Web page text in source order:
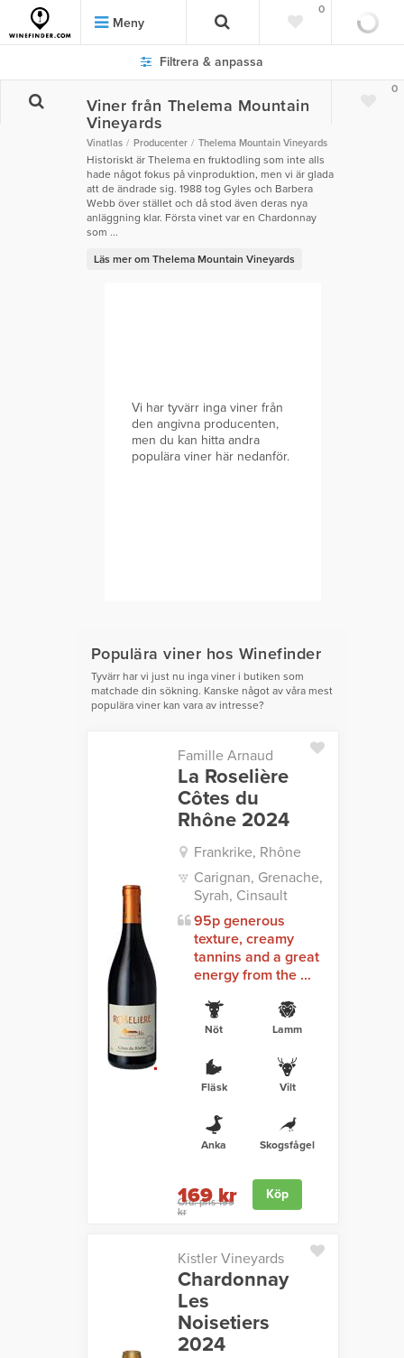
Meny
0
0
Filtrera & anpassa
Viner från Thelema Mountain
Vineyards
Vinatlas Producenter Thelema Mountain Vineyards
Historiskt är Thelema en fruktodling som inte alls
hade något fokus på vinproduktion, men vi är glada
att de ändrade sig. 1988 tog Gyles och Barbera
Webb över stället och då stod även deras nya
anläggning klar. Första vinet var en Chardonnay
som ...
Läs mer om Thelema Mountain Vineyards
Vi har tyvärr inga viner från
den angivna producenten,
men du kan hitta andra
populära viner här nedanför.
Populära viner hos Winefinder
Tyvärr har vi just nu inga viner i butiken som
matchade din sökning. Kanske något av våra mest
populära viner kan vara av intresse?
Famille Arnaud
La Roselière
Côtes du
Rhône 2024
Frankrike, Rhône
Carignan, Grenache,
Syrah, Cinsault
95p generous
texture, creamy
tannins and a great
energy from the ...
Nöt Lamm
Fläsk Vilt
Anka Skogsfågel
Ord. pris 199
kr
169 kr Köp
Kistler Vineyards
Chardonnay
Les
Noisetiers
2024